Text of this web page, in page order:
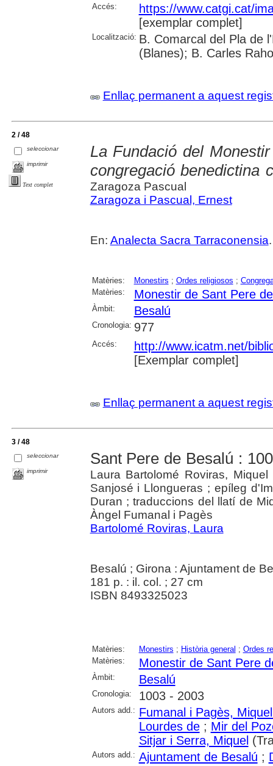
Accés:
https://www.catgi.cat/
[exemplar complet]
Localització: B. Comarcal del Pla de
(Blanes); B. Carles
Enllaç permanent a aquest
2 / 48
seleccionar
imprimir
Text complet
La Fundació del
congregació benedictina
Zaragoza Pascual
Zaragoza i Pascual, Ernest
En: Analecta Sacra Tarraconensia
Matèries: Monestirs ; Ordes religiosos ;
Matèries:
Monestir de Sant Pere
Àmbit: Besalú
Cronologia: 977
Accés:
http://www.icatm.net/
[Exemplar complet]
Enllaç permanent a aquest
3 / 48
seleccionar
imprimir
Sant Pere de Besalú :
Laura Bartolomé Roviras,
Sanjosé i Llongueras ; epíleg
Duran ; traduccions del llatí de
Àngel Fumanal i Pagès
Bartolomé Roviras, Laura
Besalú ; Girona : Ajuntament de
181 p. : il. col. ; 27 cm
ISBN 8493325023
Matèries: Monestirs ; Història general ; Ordes
Matèries:
Monestir de Sant Pere
Àmbit: Besalú
Cronologia: 1003 - 2003
Autors add.: Fumanal i Pagès,
Lourdes de; Mir del
Sitjar i Serra, Miquel
Autors add.: Ajuntament de Besalú ;